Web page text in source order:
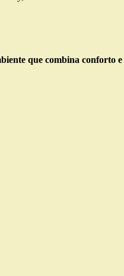
que combina conforto